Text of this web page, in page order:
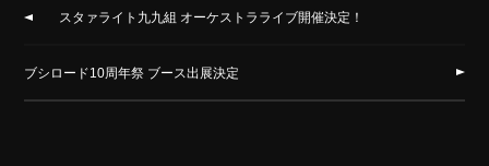
スタァライト九九組 オーケストラライブ開催決定！
ブシロード10周年祭 ブース出展決定